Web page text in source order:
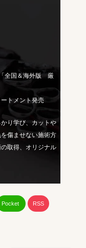
「全国＆海外版 厳
ートメント発売
り学び、カットや
傷ませない施術方
取得、オリジナル
Pocket RSS